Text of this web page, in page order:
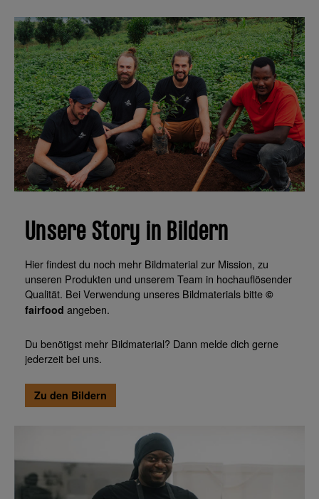
Unsere Story in Bildern
Hier findest du noch mehr Bildmaterial zur Mission, zu
unseren Produkten und unserem Team in hochauflösender
Qualität. Bei Verwendung unseres Bildmaterials bitte ©
fairfood angeben.
Du benötigst mehr Bildmaterial? Dann melde dich gerne
jederzeit bei uns.
Zu den Bildern